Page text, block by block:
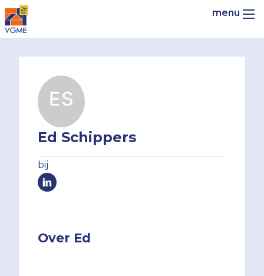
Ed Schippers
bij
Over Ed